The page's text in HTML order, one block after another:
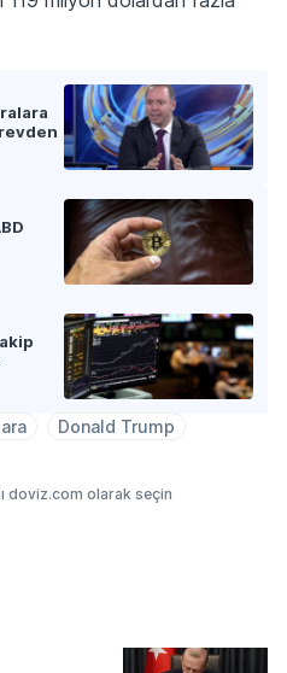
Donald Trump
doviz.com olarak seçin